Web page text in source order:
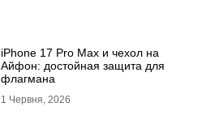
iPhone 17 Pro Max и чехол на
Айфон: достойная защита для
флагмана
1 Червня, 2026